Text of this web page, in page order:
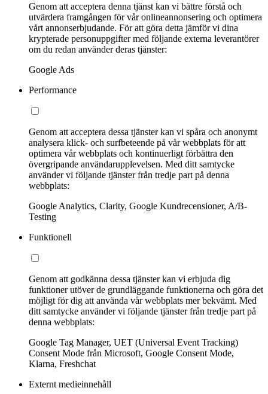
Genom att acceptera denna tjänst kan vi bättre förstå och
utvärdera framgången för vår onlineannonsering och optimera
vårt annonserbjudande. För att göra detta jämför vi dina
krypterade personuppgifter med följande externa leverantörer
om du redan använder deras tjänster:
Google Ads
Performance
Genom att acceptera dessa tjänster kan vi spåra och anonymt
analysera klick- och surfbeteende på vår webbplats för att
optimera vår webbplats och kontinuerligt förbättra den
övergripande användarupplevelsen. Med ditt samtycke
använder vi följande tjänster från tredje part på denna
webbplats:
Google Analytics, Clarity, Google Kundrecensioner, A/B-
Testing
Funktionell
Genom att godkänna dessa tjänster kan vi erbjuda dig
funktioner utöver de grundläggande funktionerna och göra det
möjligt för dig att använda vår webbplats mer bekvämt. Med
ditt samtycke använder vi följande tjänster från tredje part på
denna webbplats:
Google Tag Manager, UET (Universal Event Tracking)
Consent Mode från Microsoft, Google Consent Mode,
Klarna, Freshchat
Externt medieinnehåll